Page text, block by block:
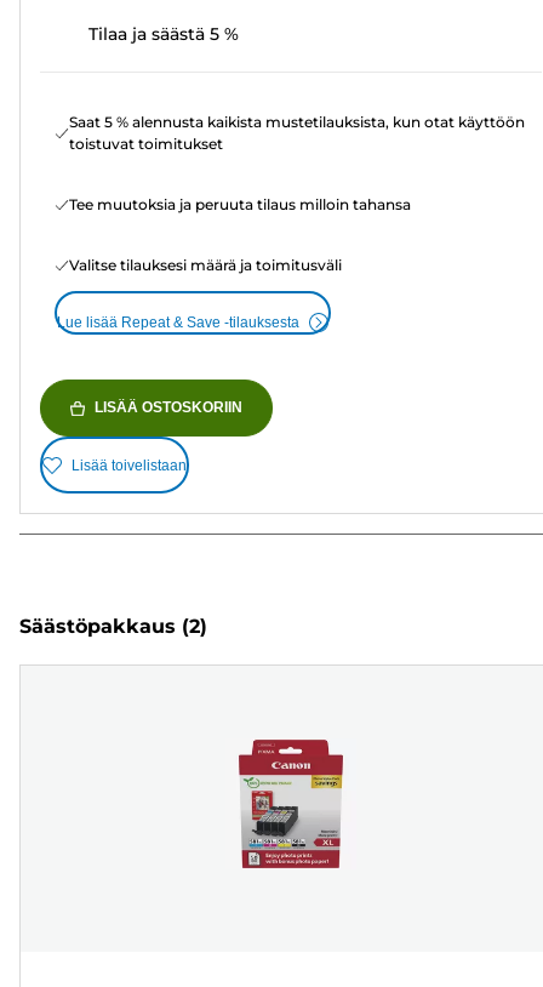
Tilaa ja säästä 5 %
Saat 5 % alennusta kaikista mustetilauksista, kun otat käyttöön
toistuvat toimitukset
Tee muutoksia ja peruuta tilaus milloin tahansa
Valitse tilauksesi määrä ja toimitusväli
Lue lisää Repeat & Save -tilauksesta
LISÄÄ OSTOSKORIIN
Lisää toivelistaan
Säästöpakkaus (2)